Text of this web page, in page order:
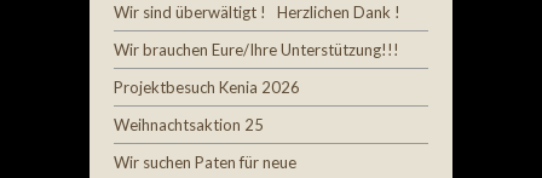
Wir sind überwältigt ! Herzlichen Dank !
Wir brauchen Eure/Ihre Unterstützung!!!
Projektbesuch Kenia 2026
Weihnachtsaktion 25
Wir suchen Paten für neue